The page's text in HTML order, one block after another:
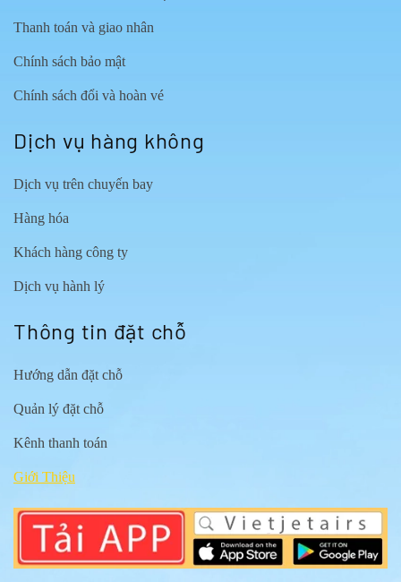
Thanh toán và giao nhân
Chính sách bảo mật
Chính sách đổi và hoàn vé
Dịch vụ hàng không
Dịch vụ trên chuyến bay
Hàng hóa
Khách hàng công ty
Dịch vụ hành lý
Thông tin đặt chỗ
Hướng dẫn đặt chỗ
Quản lý đặt chỗ
Kênh thanh toán
Giới Thiệu